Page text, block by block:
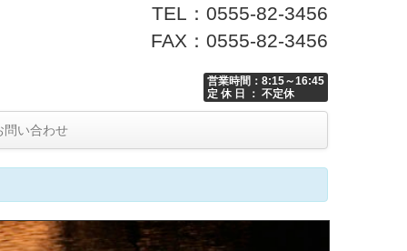
TEL：0555-82-3456
FAX：0555-82-3456
営業時間：8:15～16:45
定 休 日 ： 不定休
い合わせ